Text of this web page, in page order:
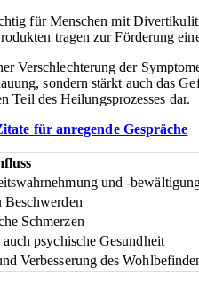
für Menschen mit
tragen zur Förderung
Verschlechterung der
sondern stärkt auch das
Teil des Heilungsprozesses dar.
für anregende Gespräche
und -
Schmerzen
psychische Gesundheit
Verbesserung des